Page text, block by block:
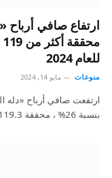
للعام 2024
منوعات مايو 14, 2024
بنسبة 26% ، محققة 119.3 مليون ريال، وذلك مقارنة بـ…